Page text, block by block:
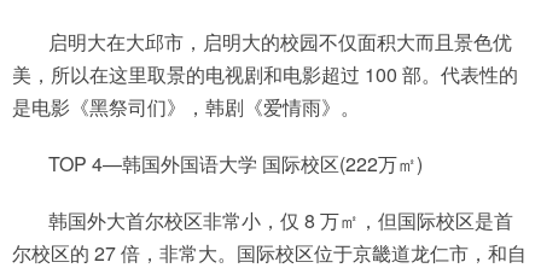
启明大在大邱市，启明大的校园不仅面积大而且景色优
美，所以在这里取景的电视剧和电影超过 100 部。代表性的
是电影《黑祭司们》，韩剧《爱情雨》。
TOP 4—韩国外国语大学 国际校区(222万㎡)
韩国外大首尔校区非常小，仅 8 万㎡，但国际校区是首
尔校区的 27 倍，非常大。国际校区位于京畿道龙仁市，和自